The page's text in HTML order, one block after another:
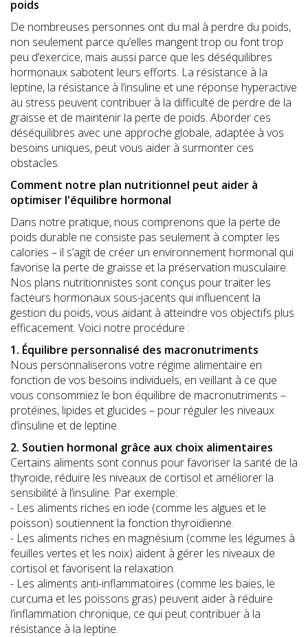
poids
De nombreuses personnes ont du mal à perdre du poids,
non seulement parce qu’elles mangent trop ou font trop
peu d’exercice, mais aussi parce que les déséquilibres
hormonaux sabotent leurs efforts. La résistance à la
leptine, la résistance à l’insuline et une réponse hyperactive
au stress peuvent contribuer à la difficulté de perdre de la
graisse et de maintenir la perte de poids. Aborder ces
déséquilibres avec une approche globale, adaptée à vos
besoins uniques, peut vous aider à surmonter ces
obstacles.
Comment notre plan nutritionnel peut aider à
optimiser l'équilibre hormonal
Dans notre pratique, nous comprenons que la perte de
poids durable ne consiste pas seulement à compter les
calories – il s’agit de créer un environnement hormonal qui
favorise la perte de graisse et la préservation musculaire.
Nos plans nutritionnistes sont conçus pour traiter les
facteurs hormonaux sous-jacents qui influencent la
gestion du poids, vous aidant à atteindre vos objectifs plus
efficacement. Voici notre procédure :
1. Équilibre personnalisé des macronutriments
Nous personnaliserons votre régime alimentaire en
fonction de vos besoins individuels, en veillant à ce que
vous consommiez le bon équilibre de macronutriments –
protéines, lipides et glucides – pour réguler les niveaux
d’insuline et de leptine.
2. Soutien hormonal grâce aux choix alimentaires
Certains aliments sont connus pour favoriser la santé de la
thyroïde, réduire les niveaux de cortisol et améliorer la
sensibilité à l’insuline. Par exemple:
- Les aliments riches en iode (comme les algues et le
poisson) soutiennent la fonction thyroïdienne.
- Les aliments riches en magnésium (comme les légumes à
feuilles vertes et les noix) aident à gérer les niveaux de
cortisol et favorisent la relaxation.
- Les aliments anti-inflammatoires (comme les baies, le
curcuma et les poissons gras) peuvent aider à réduire
l’inflammation chronique, ce qui peut contribuer à la
résistance à la leptine.